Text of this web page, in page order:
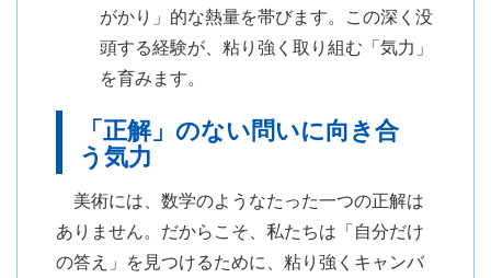
がかり」的な熱量を帯びます。この深く没
頭する経験が、粘り強く取り組む「気力」
を育みます。
「正解」のない問いに向き合
う気力
美術には、数学のようなたった一つの正解は
ありません。だからこそ、私たちは「自分だけ
の答え」を見つけるために、粘り強くキャンバ